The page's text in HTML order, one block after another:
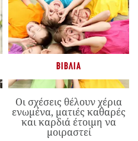
ΒΙΒΛΊΑ
Οι σχέσεις θέλουν χέρια
ενωμένα, ματιές καθαρές
και καρδιά έτοιμη να
μοιραστεί